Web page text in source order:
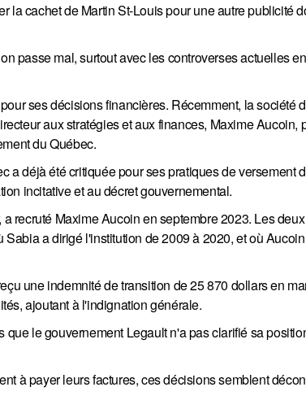
la cachet de Martin St-Louis pour une autre publicité
passe mal, surtout avec les controverses actuelles
ses décisions financières. Récemment, la société
aux stratégies et aux finances, Maxime Aucoin,
du Québec.
a déjà été critiquée pour ses pratiques de versement
incitative et au décret gouvernemental.
recruté Maxime Aucoin en septembre 2023. Les
a dirigé l'institution de 2009 à 2020, et où
une indemnité de transition de 25 870 dollars en
ajoutant à l'indignation générale.
le gouvernement Legault n'a pas clarifié sa
à payer leurs factures, ces décisions semblent